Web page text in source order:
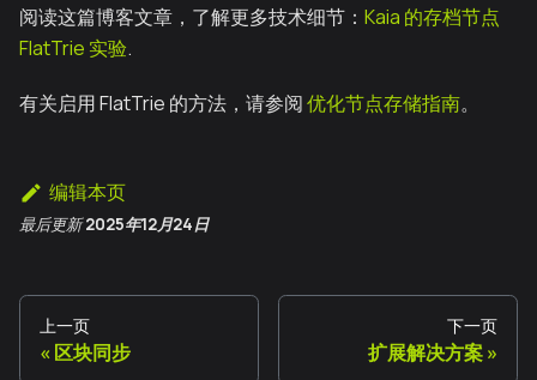
阅读这篇博客文章，了解更多技术细节： Kaia 的存档节点
FlatTrie 实验.
有关启用 FlatTrie 的方法，请参阅优化节点存储指南。
编辑本页
最后更新 2025年12月24日
上一页
区块同步
下一页
扩展解决方案